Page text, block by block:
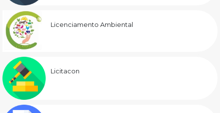
Licenciamento Ambiental
Licitacon